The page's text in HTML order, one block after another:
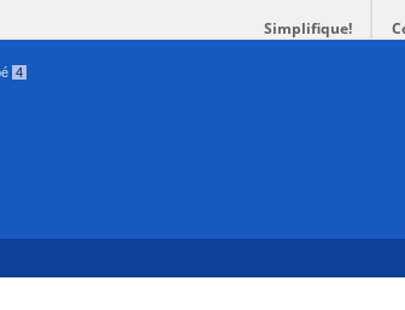
Simplifique!
4